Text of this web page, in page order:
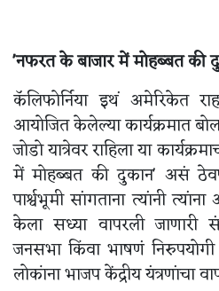
'नफरत के बाजार में मोहब्बत की
कॅलिफोर्निया इथं अमेरिकेत
आयोजित केलेल्या कार्यक्रमात
जोडो यात्रेवर राहिला या
में मोहब्बत की दुकान' असं
पार्श्वभूमी सांगताना त्यांनी
केला सध्या वापरली जाणारी
जनसभा किंवा भाषणं
लोकांना भाजप केंद्रीय यंत्रणांचा